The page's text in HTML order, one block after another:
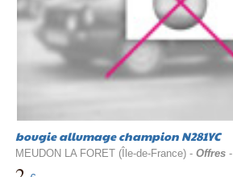
bougie allumage champion N281YC
MEUDON LA FORET (Île-de-France) - Offres-